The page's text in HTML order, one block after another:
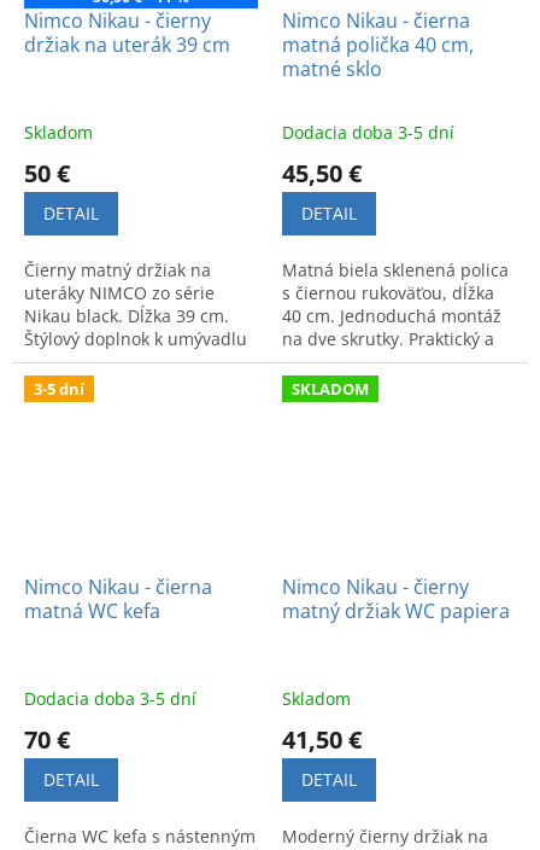
Nimco Nikau - čierny
držiak na uterák 39 cm
Skladom
50 €
DETAIL
Čierny matný držiak na
uteráky NIMCO zo série
Nikau black. Dĺžka 39 cm.
Štýlový doplnok k umývadlu
pre modernú kúpeľňu.
Nimco Nikau - čierna
matná polička 40 cm,
matné sklo
Dodacia doba 3-5 dní
45,50 €
DETAIL
Matná biela sklenená polica
s čiernou rukoväťou, dĺžka
40 cm. Jednoduchá montáž
na dve skrutky. Praktický a
dizajnový doplnok do
kúpeľne.
3-5 dní
Nimco Nikau - čierna
matná WC kefa
Dodacia doba 3-5 dní
70 €
DETAIL
Čierna WC kefa s nástenným
SKLADOM
Nimco Nikau - čierny
matný držiak WC papiera
Skladom
41,50 €
DETAIL
Moderný čierny držiak na